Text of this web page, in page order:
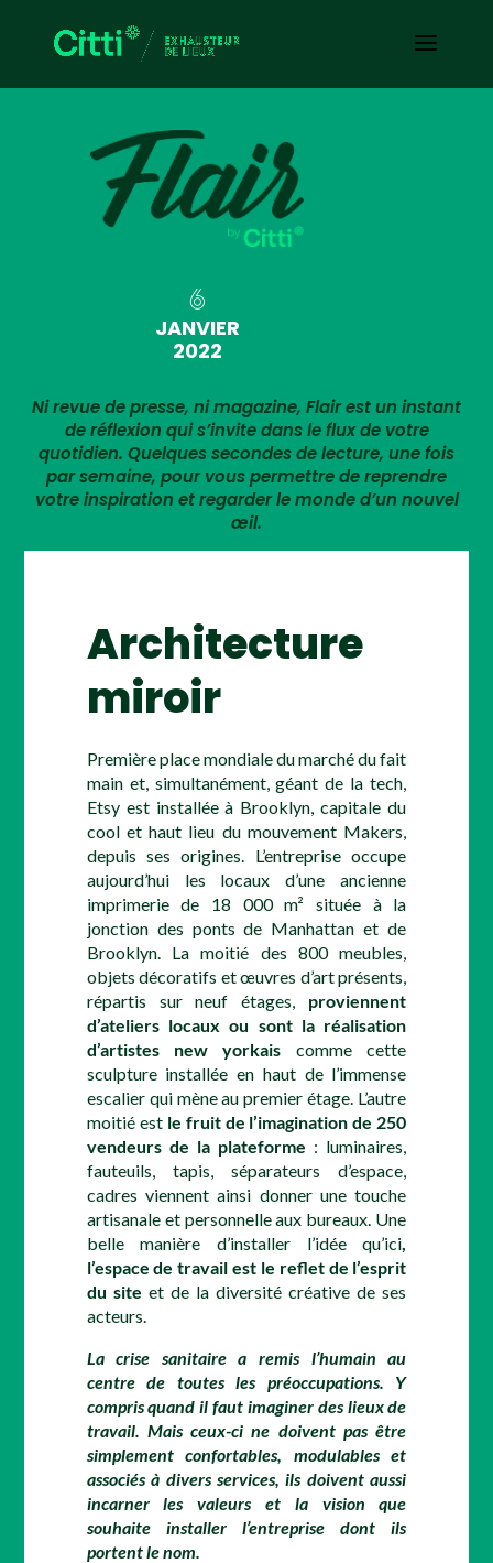
6
JANVIER
2022
Ni revue de presse, ni magazine, Flair est un instant
de réflexion qui s’invite dans le flux de votre
quotidien. Quelques secondes de lecture, une fois
par semaine, pour vous permettre de reprendre
votre inspiration et regarder le monde d’un nouvel
œil.
Architecture
miroir
Première place mondiale du marché du fait
main et, simultanément, géant de la tech,
Etsy est installée à Brooklyn, capitale du
cool et haut lieu du mouvement Makers,
depuis ses origines. L’entreprise occupe
aujourd’hui les locaux d’une ancienne
imprimerie de 18 000 m²
située à la
jonction des ponts de Manhattan et de
Brooklyn. La moitié des 800 meubles,
objets décoratifs et œuvres d’art présents,
répartis sur neuf étages, proviennent
d’ateliers locaux ou sont la réalisation
d’artistes new yorkais comme cette
sculpture installée en haut de l’immense
escalier qui mène au premier étage. L’autre
moitié est le fruit de l’imagination de 250
vendeurs de la plateforme : luminaires,
fauteuils, tapis, séparateurs d’espace,
cadres viennent ainsi donner une touche
artisanale et personnelle aux bureaux. Une
belle manière d’installer l’idée qu’ici,
l’espace de travail est le reflet de l’esprit
du site et de la diversité créative de ses
acteurs.
La crise sanitaire a remis l’humain au
centre de toutes les préoccupations. Y
compris quand il faut imaginer des lieux de
travail. Mais ceux-ci ne doivent pas être
simplement confortables, modulables et
associés à divers services, ils doivent aussi
incarner les valeurs et la vision que
souhaite installer l’entreprise dont ils
portent le nom.